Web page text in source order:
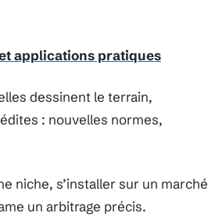
applications pratiques
dessinent le terrain,
: nouvelles normes,
niche, s’installer sur un marché
un arbitrage précis.